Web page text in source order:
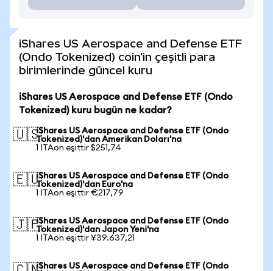
iShares US Aerospace and Defense ETF
(Ondo Tokenized) coin'in çeşitli para
birimlerinde güncel kuru
iShares US Aerospace and Defense ETF (Ondo
Tokenized) kuru bugün ne kadar?
🇺🇸iShares US Aerospace and Defense ETF (Ondo
Tokenized)'dan Amerikan Doları'na
1 ITAon eşittir $251,74
🇪🇺iShares US Aerospace and Defense ETF (Ondo
Tokenized)'dan Euro'na
1 ITAon eşittir €217,79
🇯🇵iShares US Aerospace and Defense ETF (Ondo
Tokenized)'dan Japon Yeni'na
1 ITAon eşittir ¥39.637,21
iShares US Aerospace and Defense ETF (Ondo